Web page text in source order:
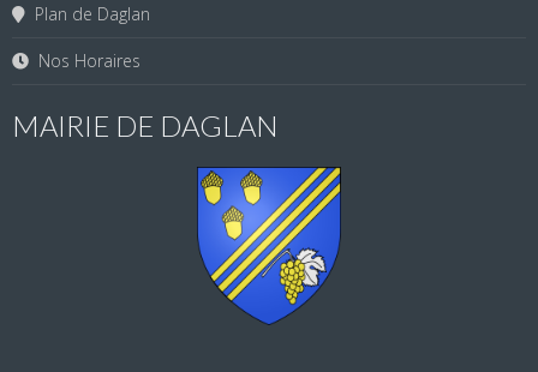
Plan de Daglan
Nos Horaires
MAIRIE DE DAGLAN